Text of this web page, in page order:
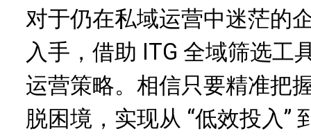
对于仍在私域运营中迷茫的
入手，借助 ITG 全域筛选工
运营策略。相信只要精准把
脱困境，实现从 “低效投入”